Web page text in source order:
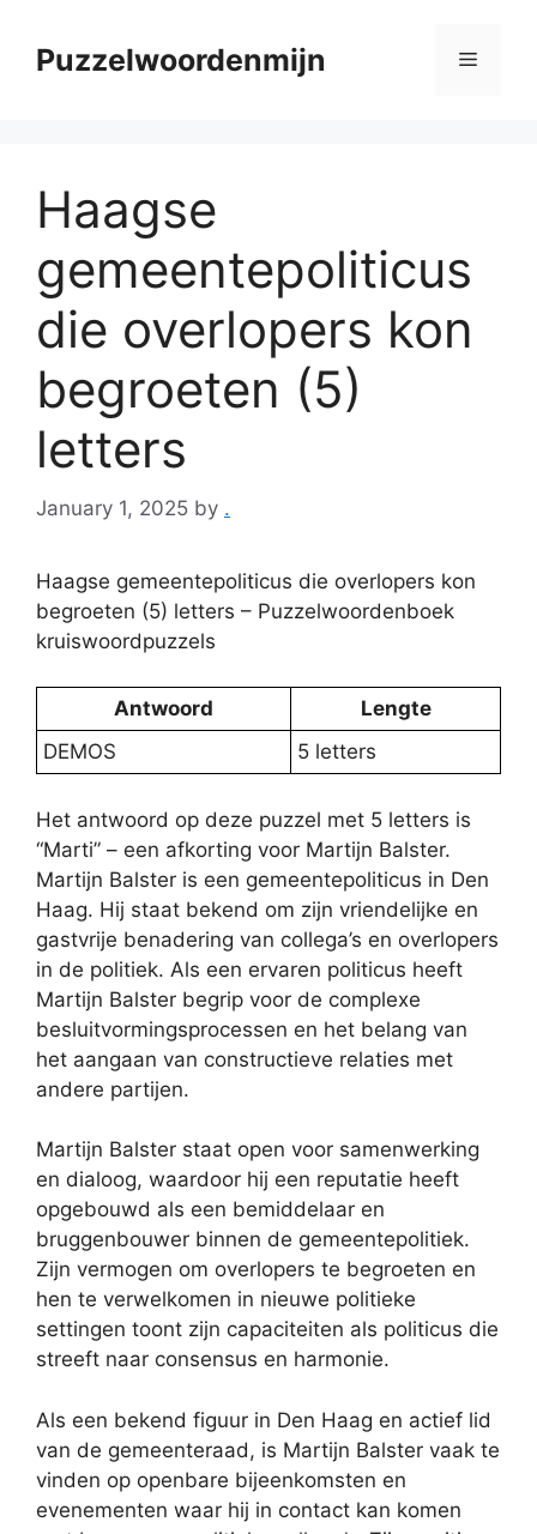
contentPuzzelwoordenmijn Menu
Haagse
gemeentepoliticus
die overlopers kon
begroeten (5)
letters
January 1, 2025 by .
Haagse gemeentepoliticus die overlopers kon
begroeten (5) letters – Puzzelwoordenboek
kruiswoordpuzzels
Antwoord
Lengte
DEMOS
5 letters
Het antwoord op deze puzzel met 5 letters is
“Marti” – een afkorting voor Martijn Balster.
Martijn Balster is een gemeentepoliticus in Den
Haag. Hij staat bekend om zijn vriendelijke en
gastvrije benadering van collega’s en overlopers
in de politiek. Als een ervaren politicus heeft
Martijn Balster begrip voor de complexe
besluitvormingsprocessen en het belang van
het aangaan van constructieve relaties met
andere partijen.
Martijn Balster staat open voor samenwerking
en dialoog, waardoor hij een reputatie heeft
opgebouwd als een bemiddelaar en
bruggenbouwer binnen de gemeentepolitiek.
Zijn vermogen om overlopers te begroeten en
hen te verwelkomen in nieuwe politieke
settingen toont zijn capaciteiten als politicus die
streeft naar consensus en harmonie.
Als een bekend figuur in Den Haag en actief lid
van de gemeenteraad, is Martijn Balster vaak te
vinden op openbare bijeenkomsten en
evenementen waar hij in contact kan komen